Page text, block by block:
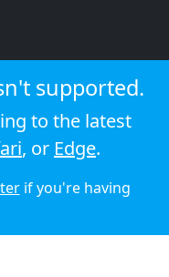
supported.
to the latest
, or Edge.
if you're having